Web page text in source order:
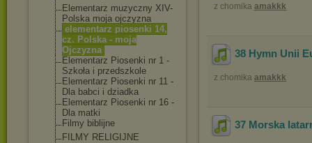
Elementarz muzyczny XIV-
Polska moja ojczyzna
elementarz piosenki 14,
cz. Polska - moja
Ojczyzna
Elementarz Piosenki nr 1 -
Szkoła i przedszkole
Elementarz Piosenki nr 11 -
Dla babci i dziadka
Elementarz Piosenki nr 16 -
Dla matki
Filmy biblijne
FILMY RELIGIJNE
z chomika amakkk
38 Hymn Unii
z chomika amakkk
37 Morska